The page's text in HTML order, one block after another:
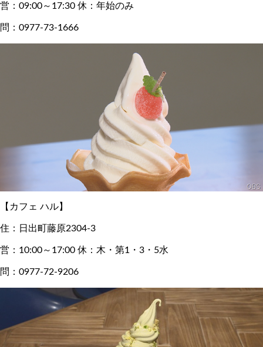
営：09:00～17:30 休：年始のみ
問：0977-73-1666
【カフェ ハル】
住：日出町藤原2304-3
営：10:00～17:00 休：木・第1・3・5水
問：0977-72-9206